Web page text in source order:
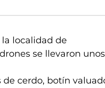
la localidad de
se llevaron
cerdo, botín